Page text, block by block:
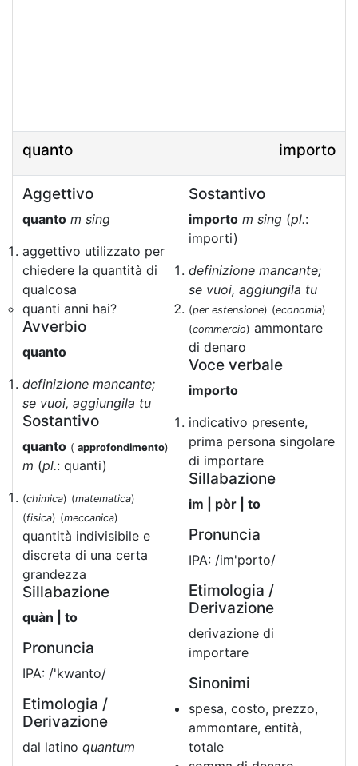
quanto importo
Aggettivo
quanto m sing
aggettivo utilizzato per
chiedere la quantità di
qualcosa
quanti anni hai?
Avverbio
quanto
definizione mancante;
se vuoi, aggiungila tu
Sostantivo
quanto ( approfondimento)
m (pl.: quanti)
(chimica) (matematica)
(fisica) (meccanica)
quantità indivisibile e
discreta di una certa
grandezza
Sillabazione
quàn | to
Pronuncia
IPA: /'kwanto/
Etimologia /
Derivazione
dal latino quantum
Sostantivo
importo m sing (pl.:
importi)
definizione mancante;
se vuoi, aggiungila tu
(per estensione) (economia)
(commercio) ammontare
di denaro
Voce verbale
importo
indicativo presente,
prima persona singolare
di importare
Sillabazione
im | pòr | to
Pronuncia
IPA: /im'pɔrto/
Etimologia /
Derivazione
derivazione di
importare
Sinonimi
spesa, costo, prezzo,
ammontare, entità,
totale